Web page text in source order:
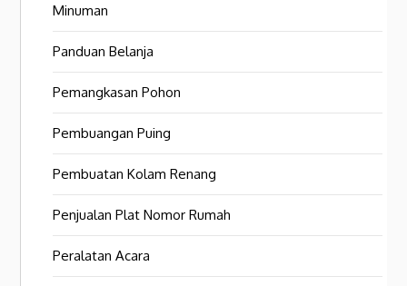
Minuman
Panduan Belanja
Pemangkasan Pohon
Pembuangan Puing
Pembuatan Kolam Renang
Penjualan Plat Nomor Rumah
Peralatan Acara